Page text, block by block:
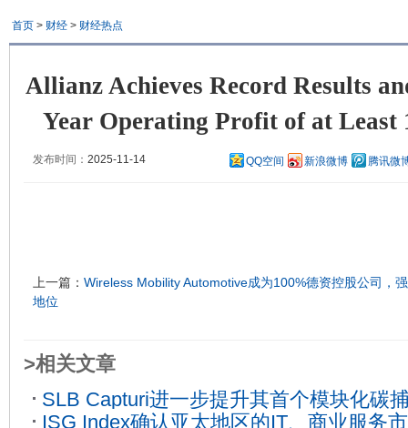
首页> 财经> 财经热点
Allianz Achieves Record Results
Year Operating Profit of at
发布时间： 2025-11-14 QQ空间 新浪微博 腾讯微
上一篇： Wireless Mobility Automotive成为100%德资控股公司，
地位
>相关文章
SLB Capturi进一步提升其首个模块化碳
ISG Index确认亚太地区的IT、商业服务